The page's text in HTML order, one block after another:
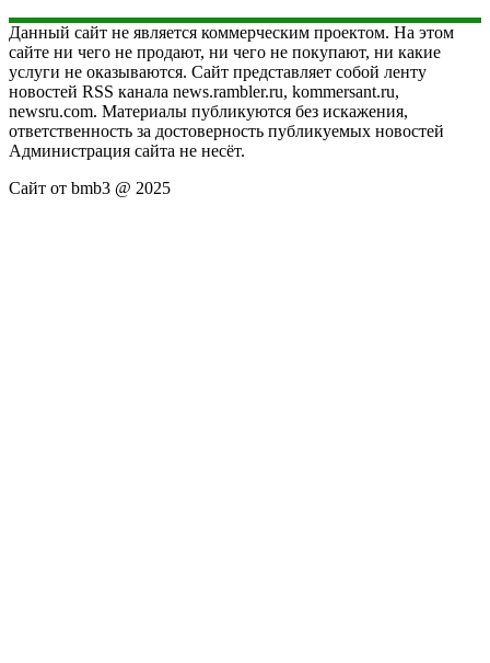
Данный сайт не является коммерческим проектом. На этом
сайте ни чего не продают, ни чего не покупают, ни какие
услуги не оказываются. Сайт представляет собой ленту
новостей RSS канала news.rambler.ru, kommersant.ru,
newsru.com. Материалы публикуются без искажения,
ответственность за достоверность публикуемых новостей
Администрация сайта не несёт.
Сайт от bmb3 @ 2025